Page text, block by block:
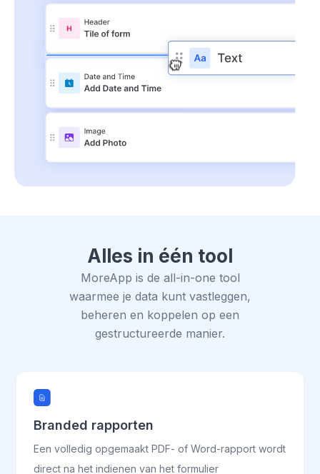
Alles in één tool
MoreApp is de all-in-one tool
waarmee je data kunt vastleggen,
beheren en koppelen op een
gestructureerde manier.
Branded rapporten
Een volledig opgemaakt PDF- of Word-rapport wordt
direct na het indienen van het formulier